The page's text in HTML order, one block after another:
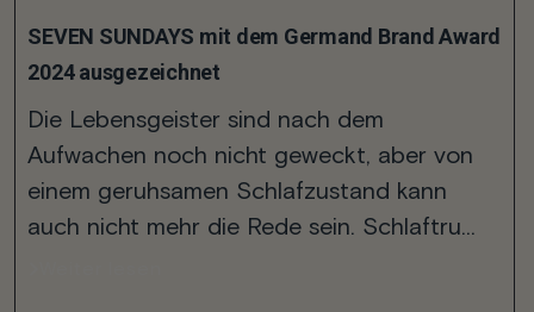
SEVEN SUNDAYS mit dem Germand Brand Award
2024 ausgezeichnet
Die Lebensgeister sind nach dem
Aufwachen noch nicht geweckt, aber von
einem geruhsamen Schlafzustand kann
auch nicht mehr die Rede sein. Schlaftru...